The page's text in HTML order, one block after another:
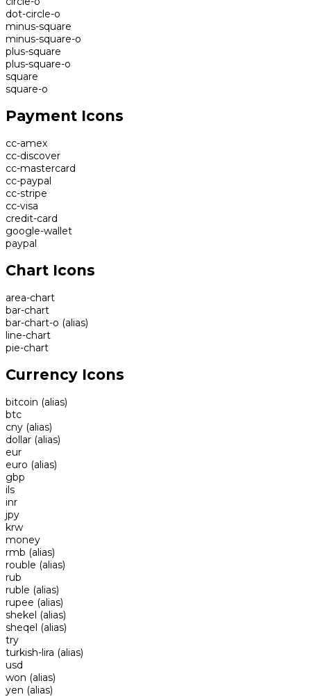
dot-circle-o
minus-square
minus-square-o
plus-square
plus-square-o
square
square-o
Payment Icons
cc-amex
cc-discover
cc-mastercard
cc-paypal
cc-stripe
cc-visa
credit-card
google-wallet
paypal
Chart Icons
area-chart
bar-chart
bar-chart-o (alias)
line-chart
pie-chart
Currency Icons
bitcoin (alias)
btc
cny (alias)
dollar (alias)
eur
euro (alias)
gbp
ils
inr
jpy
krw
money
rmb (alias)
rouble (alias)
rub
ruble (alias)
rupee (alias)
shekel (alias)
sheqel (alias)
try
turkish-lira (alias)
usd
won (alias)
yen (alias)